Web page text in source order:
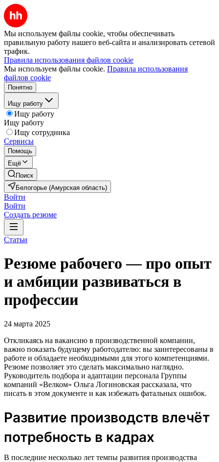
Мы используем файлы cookie, чтобы обеспечивать
правильную работу нашего веб-сайта и анализировать сетевой
трафик.
Правила использования файлов cookie
Мы используем файлы cookie. Правила использования
файлов cookie
Понятно
Ищу работу
Ищу работу
Ищу работу
Ищу сотрудника
Сервисы
Помощь
Ещё
Поиск
Белогорье (Амурская область)
Войти
Войти
Создать резюме
Статьи
Резюме рабочего — про опыт
и амбиции развиваться в
профессии
24 марта 2025
Откликаясь на вакансию в производственной компании,
важно показать будущему работодателю: вы заинтересованы в
работе и обладаете необходимыми для этого компетенциями.
Резюме позволяет это сделать максимально наглядно.
Руководитель подбора и адаптации персонала Группы
компаний «Велком» Ольга Логиновская рассказала, что
писать в этом документе и как избежать фатальных ошибок.
Развитие производств влечёт
потребность в кадрах
В последние несколько лет темпы развития производства